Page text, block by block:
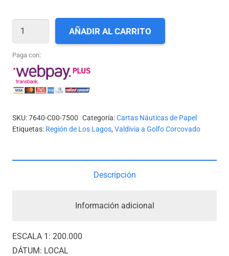
N°
7500
BOCA
GUAFO
AÑADIR AL CARRITO
Paga con:
SKU:7640-C00-7500 Categoría:Cartas Náuticas de Papel
Etiquetas: Región de Los Lagos, Valdivia a Golfo Corcovado
Descripción
Información adicional
ESCALA 1: 200.000
DÁTUM: LOCAL